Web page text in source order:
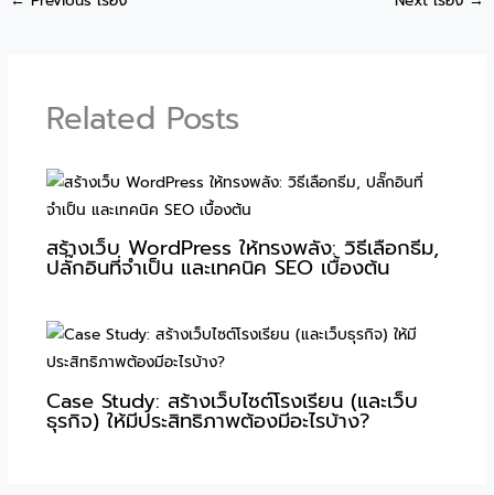
Related Posts
สร้างเว็บ WordPress ให้ทรงพลัง: วิธีเลือกธีม,
ปลั๊กอินที่จำเป็น และเทคนิค SEO เบื้องต้น
Case Study: สร้างเว็บไซต์โรงเรียน (และเว็บ
ธุรกิจ) ให้มีประสิทธิภาพต้องมีอะไรบ้าง?